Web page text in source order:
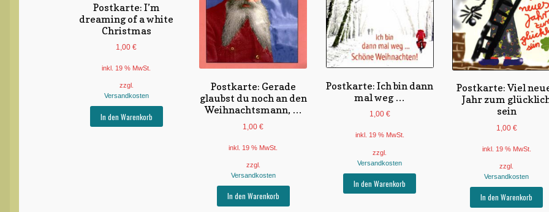
Postkarte: I’m
dreaming of a white
Christmas
1,00€
inkl. 19 % MwSt.
zzgl.
Versandkosten
In den Warenkorb
Postkarte: Gerade
glaubst du noch an den
Weihnachtsmann, …
1,00€
inkl. 19 % MwSt.
zzgl.
Versandkosten
In den Warenkorb
Postkarte: Ich bin dann
mal weg …
1,00 €
inkl. 19 % MwSt.
zzgl.
Versandkosten
In den Warenkorb
Postkarte: Viel
Jahr zum
sein
1,00 €
inkl. 19 % MwSt.
zzgl.
Versandkosten
In den Warenkorb